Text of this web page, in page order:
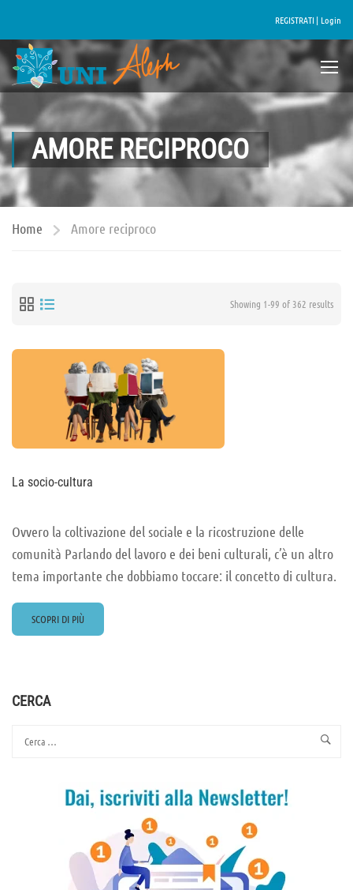
REGISTRATI | Login
AMORE RECIPROCO
Home Amore reciproco
Showing 1-99 of 362 results
La socio-cultura
Ovvero la coltivazione del sociale e la ricostruzione delle
comunità Parlando del lavoro e dei beni culturali, c’è un altro
tema importante che dobbiamo toccare: il concetto di cultura.
READ
MORE
CULTURA
SCOPRI DI PIÙ
CERCA